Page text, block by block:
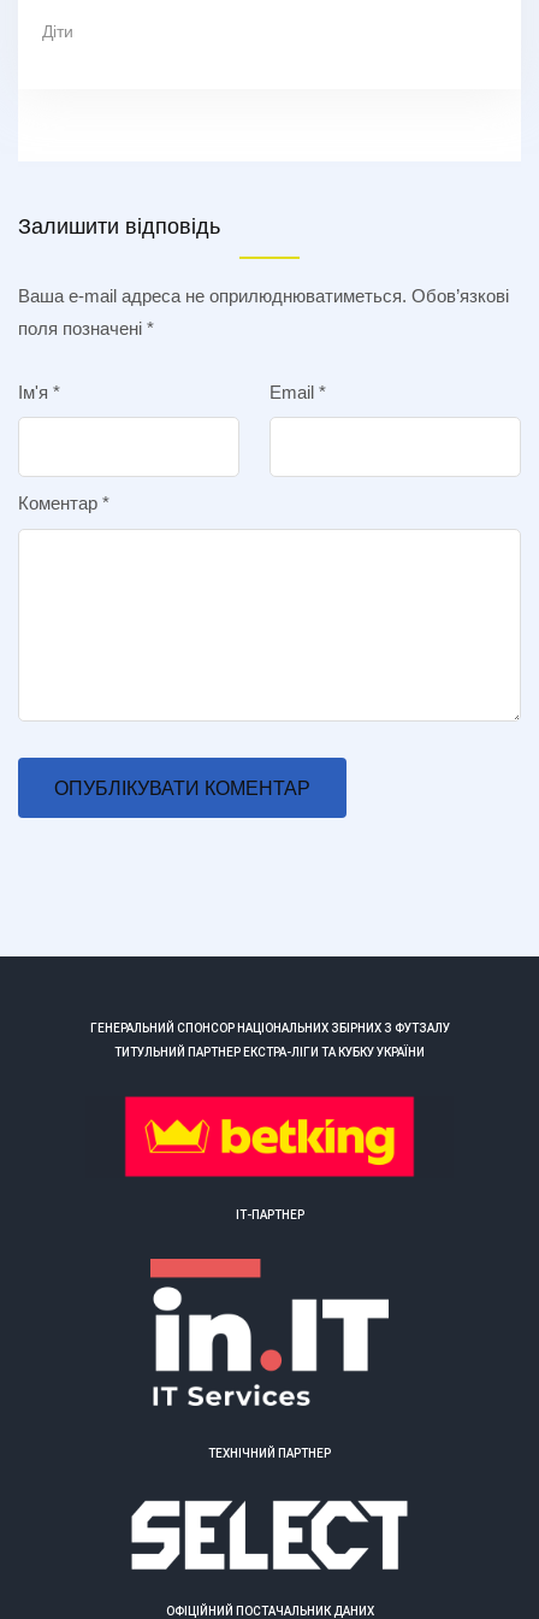
Діти
Залишити відповідь
Ваша e-mail адреса не оприлюднюватиметься. Обов’язкові
поля позначені *
Ім'я * Email *
Коментар *
ГЕНЕРАЛЬНИЙ СПОНСОР НАЦІОНАЛЬНИХ ЗБІРНИХ З ФУТЗАЛУ
ТИТУЛЬНИЙ ПАРТНЕР ЕКСТРА-ЛІГИ ТА КУБКУ УКРАЇНИ
ІТ-ПАРТНЕР
ТЕХНІЧНИЙ ПАРТНЕР
ОФІЦІЙНИЙ ПОСТАЧАЛЬНИК ДАНИХ